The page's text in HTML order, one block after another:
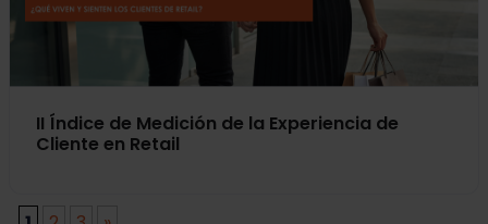
II Índice de Medición de la Experiencia de
Cliente en Retail